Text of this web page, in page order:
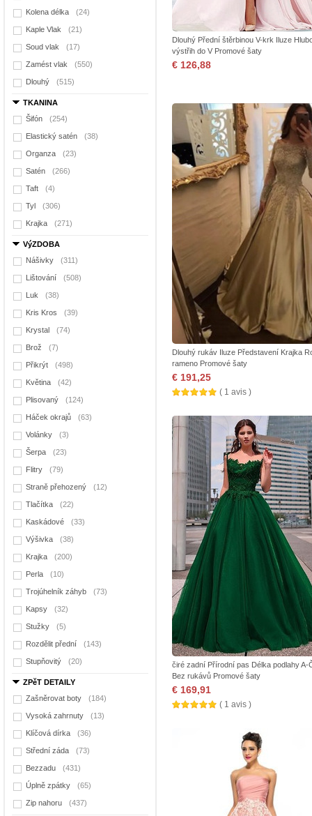
Kolena délka (24)
Kaple Vlak (21)
Soud vlak (17)
Zamést vlak (550)
Dlouhý (515)
TKANINA
Šifón
(254)
Elastický satén (38)
Organza (23)
Satén (266)
Taft (4)
Tyl (306)
Krajka (271)
VýZDOBA
Nášivky
(311)
Lištování (508)
Luk (38)
Kris Kros (39)
Krystal (74)
Brož (7)
Přikrýt (498)
Květina (42)
Plisovaný (124)
Háček okrajů (63)
Volánky (3)
Šerpa (23)
Flitry (79)
Straně přehozený (12)
Tlačítka (22)
Kaskádové (33)
Výšivka (38)
Krajka (200)
Perla (10)
Trojúhelník záhyb (73)
Kapsy (32)
Stužky (5)
Rozdělit přední (143)
Stupňovitý (20)
ZPěT DETAILY
Zašněrovat boty
(184)
Vysoká zahrnuty (13)
Klíčová dírka (36)
Střední záda (73)
Bezzadu (431)
Úplně zpátky (65)
Zip nahoru (437)
Dlouhý Přední štěrbinou V-krk Iluze
výstřih do V Promové šaty
€ 126,88
Dlouhý rukáv Iluze Představení Krajka
rameno Promové šaty
€ 191,25
( 1 avis )
čiré zadní Přírodní pas Délka podlahy A-
Bez rukávů Promové šaty
€ 169,91
( 1 avis )